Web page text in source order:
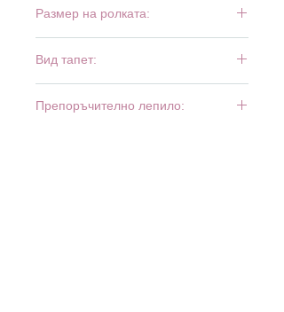
Размер на ролката:
Вид тапет:
Препоръчително лепило: